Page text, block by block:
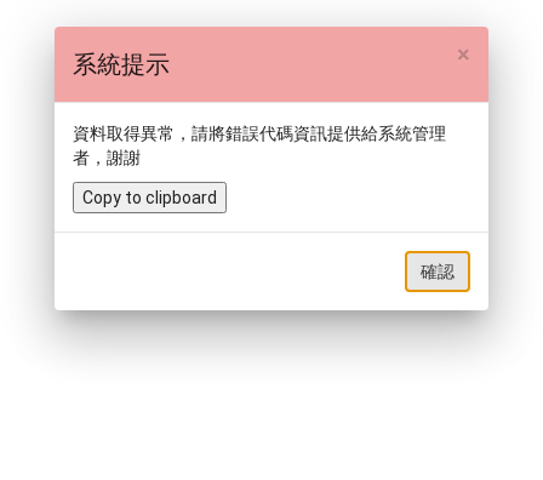
×
系統提示
資料取得異常，請將錯誤代碼資訊提供給系統管理
者，謝謝
Copy to clipboard
確認